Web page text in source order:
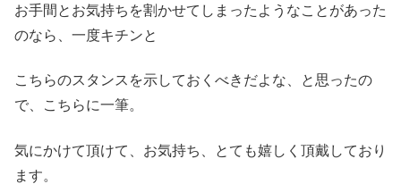
お手間とお気持ちを割かせてしまったようなことがあった
のなら、一度キチンと
こちらのスタンスを示しておくべきだよな、と思ったの
で、こちらに一筆。
気にかけて頂けて、お気持ち、とても嬉しく頂戴しており
ます。